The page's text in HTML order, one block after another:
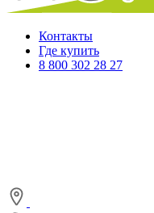
Контакты
Где купить
8 800 302 28 27